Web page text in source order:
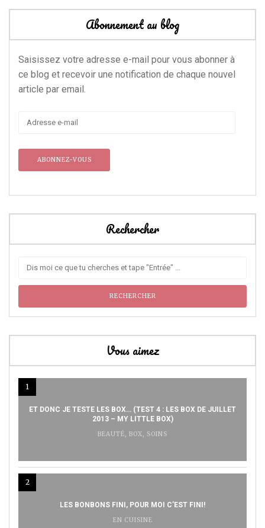
Abonnement au blog
Saisissez votre adresse e-mail pour vous abonner à
ce blog et recevoir une notification de chaque nouvel
article par email.
Adresse
mail
Rechercher
Vous aimez
1
ET DONC JE TESTE LES BOX… (TEST 4 : LES BOX DE JUILLET
2013 – MY LITTLE BOX)
BEAUTÉ, BOX, SOINS
2
LES BONBONS FINI, POUR MOI C’EST FINI!
EN CUISINE